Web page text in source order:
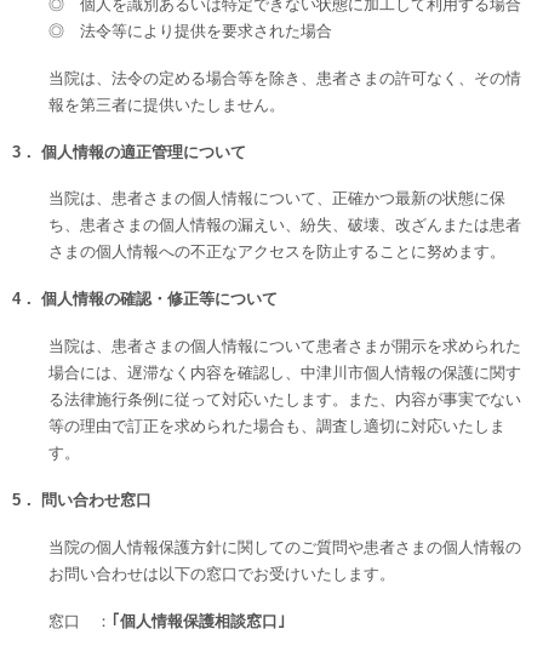
◎ 個人を識別あるいは特定できない状態に加工して利用する場合
◎ 法令等により提供を要求された場合
当院は、法令の定める場合等を除き、患者さまの許可なく、その情
報を第三者に提供いたしません。
3． 個人情報の適正管理について
当院は、患者さまの個人情報について、正確かつ最新の状態に保
ち、患者さまの個人情報の漏えい、紛失、破壊、改ざんまたは患者
さまの個人情報への不正なアクセスを防止することに努めます。
4． 個人情報の確認・修正等について
当院は、患者さまの個人情報について患者さまが開示を求められた
場合には、遅滞なく内容を確認し、 中津川市個人情報の保護に関す
る法律施行条例 に従って対応いたします。また、内容が事実でない
等の理由で訂正を求められた場合も、調査し適切に対応いたしま
す。
5． 問い合わせ窓口
当院の個人情報保護方針に関してのご質問や患者さまの個人情報の
お問い合わせは以下の窓口でお受けいたします。
窓口 ： ｢個人情報保護相談窓口｣